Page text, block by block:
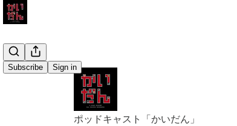
Subscribe Sign in
ポッドキャスト「かいだん」